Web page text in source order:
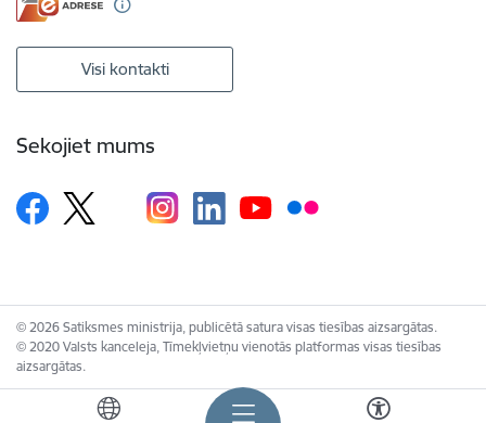
Visi kontakti
Sekojiet mums
© 2026 Satiksmes ministrija, publicētā satura visas tiesības aizsargātas.
© 2020 Valsts kanceleja, Tīmekļvietņu vienotās platformas visas tiesības
aizsargātas.